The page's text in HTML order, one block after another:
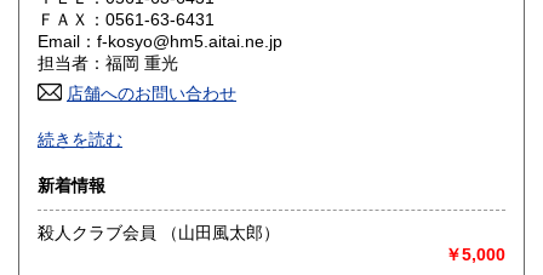
香川県
高知県 600円
佐賀県
熊本県 600円 大分県 600円
600円
ＦＡＸ：0561-63-6431
Email：f-kosyo@hm5.aitai.ne.jp
担当者：福岡 重光
店舗へのお問い合わせ
古書全般豊富な仕入れ特に近代 現代文学の初版本 漫画・
写真集「アイドル」に力を入れております。
沿線名：-
最寄駅：名鉄バス停岩作西30m
営業時間：-
続きを読む
新着情報
殺人クラブ会員 （山田風太郎）
￥5,000